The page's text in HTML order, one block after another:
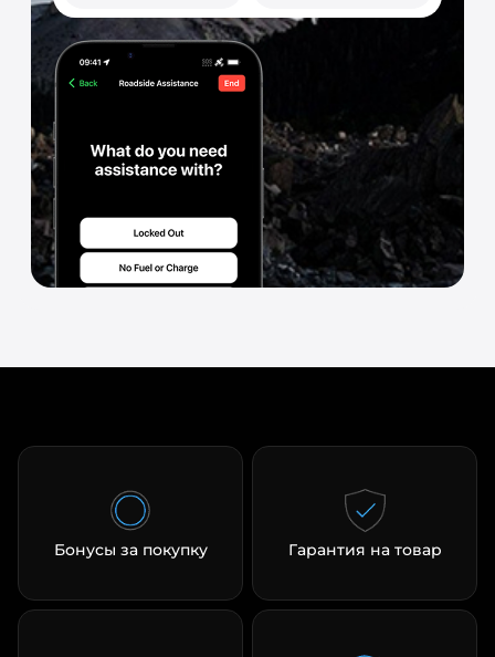
Бонусы за покупку Гарантия на товар